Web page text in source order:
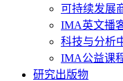
可持续发展
IMA英文播
科技与分析
IMA公益课
研究出版物